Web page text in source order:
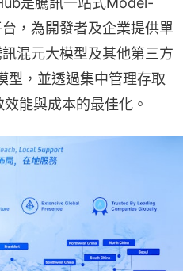
，為開發者及企業提供單
混元大模型及其他第三方
型，並透過集中管理存取
能與成本的最佳化。